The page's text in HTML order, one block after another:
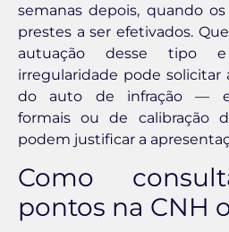
semanas depois, quando
prestes a ser efetivados.
autuação desse tipo
irregularidade pode solicitar
do auto de infração —
formais ou de calibração
podem justificar a
Como
pontos na CNH